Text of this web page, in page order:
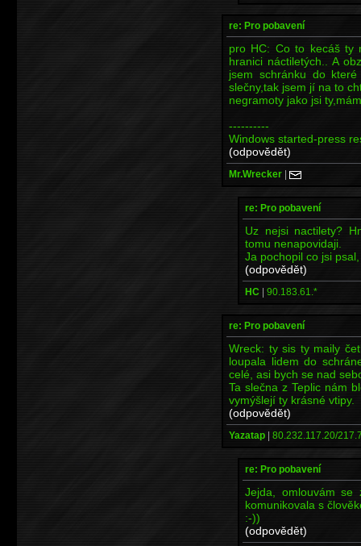
re: Pro pobavení
pro HC: Co to kecáš ty
hranici náctiletých.. A
jsem schránku do
slečny,tak jsem jí na to
negramoty jako jsi
----------
Windows started-press
(odpovědět)
Mr.Wrecker |
re: Pro pobavení
Uz nejsi nactilety?
tomu nenapovidaji.
Ja pochopil co jsi
(odpovědět)
HC | 90.183.61.*
re: Pro pobavení
Wreck: ty sis ty maily
loupala lidem do
celé, asi bych se nad
Ta slečna z Teplic nám
vymýšlejí ty krásné vtipy.
(odpovědět)
Yazatap | 80.232.117.20/
re: Pro pobavení
Jejda, omlouvám se
komunikovala s
:-))
(odpovědět)